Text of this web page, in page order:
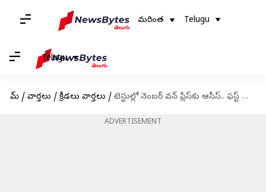
మరింత Telugu
Telugu
హోమ్ / వార్తలు / క్రీడలు వార్తలు / టెస్టుల్లో నెంబర్ వన్ ప్లేస్‌కు ఆసీస్.. ఫస్ట్ ర్యాంకు కోల్పోయిన టీమిండియా!
ADVERTISEMENT